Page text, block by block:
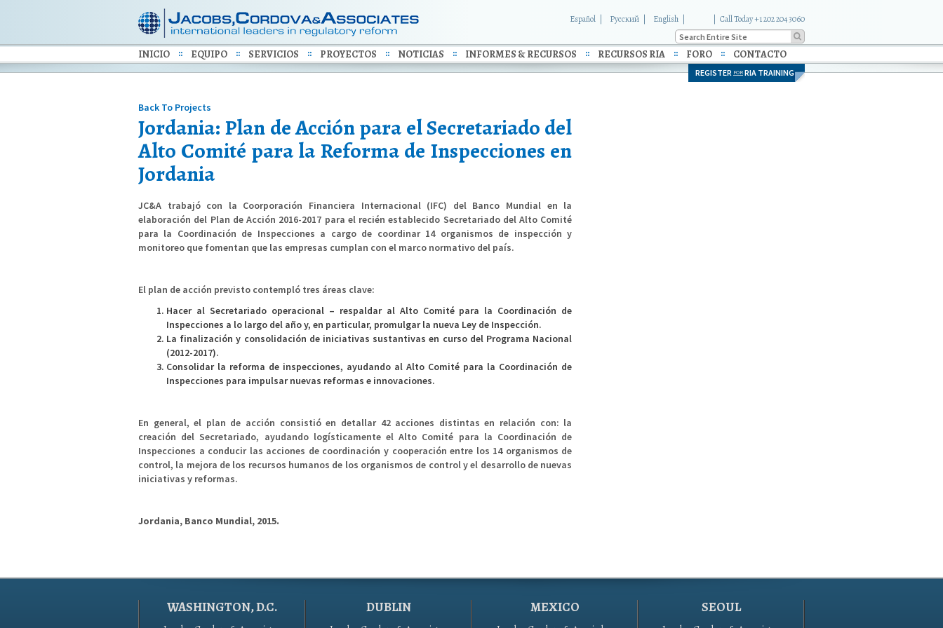
Español Русский English Call Today +1 202 204 3060
INICIO EQUIPO SERVICIOS PROYECTOS NOTICIAS INFORMES & RECURSOS RECURSOS RIA FORO CONTACTO
REGISTER FOR RIA TRAINING
Back To Projects
Jordania: Plan de Acción para el Secretariado del
Alto Comité para la Reforma de Inspecciones en
Jordania
JC&A trabajó con la Coorporación Financiera Internacional (IFC) del Banco Mundial en la
elaboración del Plan de Acción 2016-2017 para el recién establecido Secretariado del Alto Comité
para la Coordinación de Inspecciones a cargo de coordinar 14 organismos de inspección y
monitoreo que fomentan que las empresas cumplan con el marco normativo del país.
El plan de acción previsto contempló tres áreas clave:
Hacer al Secretariado operacional – respaldar al Alto Comité para la Coordinación de
Inspecciones a lo largo del año y, en particular, promulgar la nueva Ley de Inspección.
La finalización y consolidación de iniciativas sustantivas en curso del Programa Nacional
(2012-2017).
Consolidar la reforma de inspecciones, ayudando al Alto Comité para la Coordinación de
Inspecciones para impulsar nuevas reformas e innovaciones.
En general, el plan de acción consistió en detallar 42 acciones distintas en relación con: la
creación del Secretariado, ayudando logísticamente el Alto Comité para la Coordinación de
Inspecciones a conducir las acciones de coordinación y cooperación entre los 14 organismos de
control, la mejora de los recursos humanos de los organismos de control y el desarrollo de nuevas
iniciativas y reformas.
Jordania, Banco Mundial, 2015.
WASHINGTON, D.C. DUBLIN MEXICO SEOUL